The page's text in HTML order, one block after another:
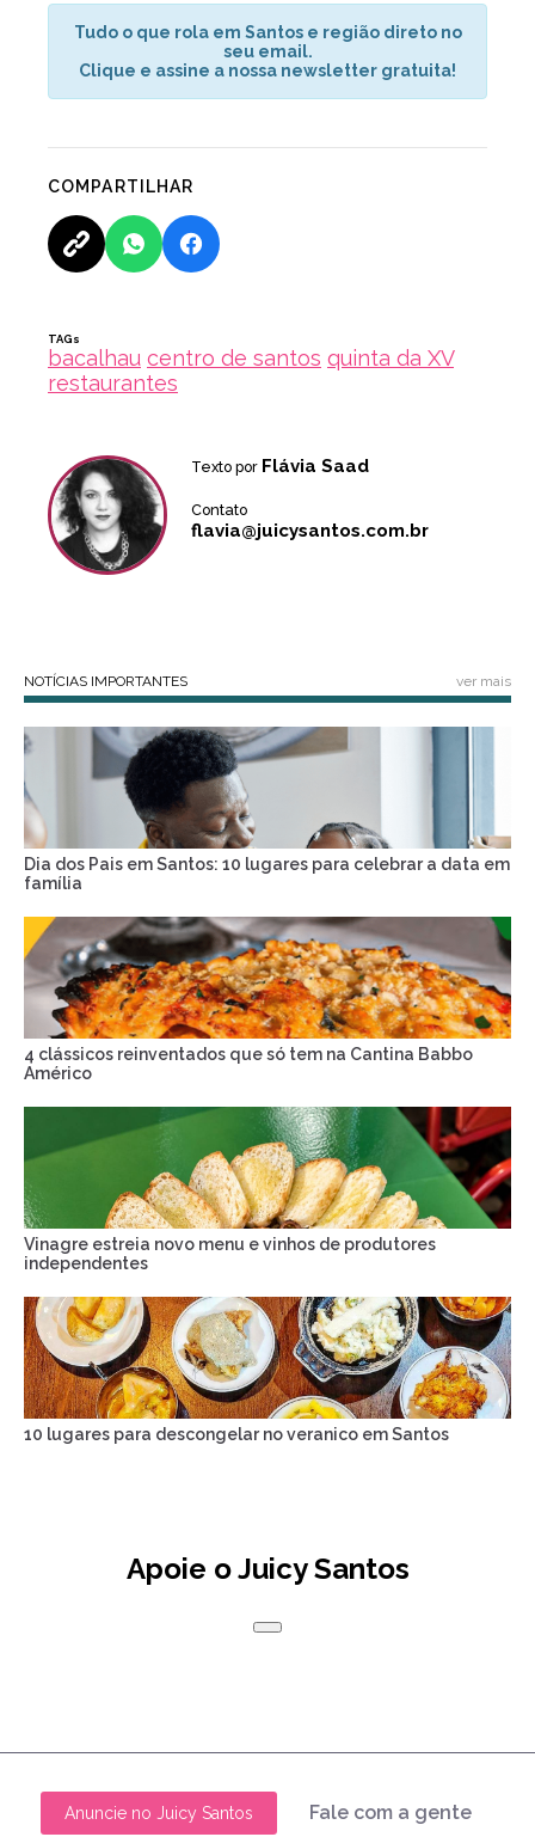
Tudo o que rola em Santos e região direto no
seu email.
Clique e assine a nossa newsletter gratuita!
COMPARTILHAR
TAGs
bacalhau centro de santos quinta da XV
restaurantes
Texto por Flávia Saad
Contato
flavia@juicysantos.com.br
NOTÍCIAS IMPORTANTES ver mais
Dia dos Pais em Santos: 10 lugares para celebrar a data em
família
4 clássicos reinventados que só tem na Cantina Babbo
Américo
Vinagre estreia novo menu e vinhos de produtores
independentes
10 lugares para descongelar no veranico em Santos
Apoie o Juicy Santos
Anuncie no Juicy Santos Fale com a gente